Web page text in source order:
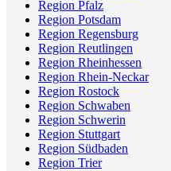
Region Pfalz
Region Potsdam
Region Regensburg
Region Reutlingen
Region Rheinhessen
Region Rhein-Neckar
Region Rostock
Region Schwaben
Region Schwerin
Region Stuttgart
Region Südbaden
Region Trier